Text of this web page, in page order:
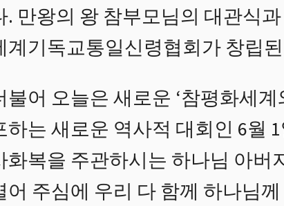
. 만왕의 왕 참부모님의 대관식
계기독교통일신령협회가 창립
불어 오늘은 새로운 ‘참평화세
하는 새로운 역사적 대회인 6월
화복을 주관하시는 하나님 아버
어 주심에 우리 다 함께 하나님